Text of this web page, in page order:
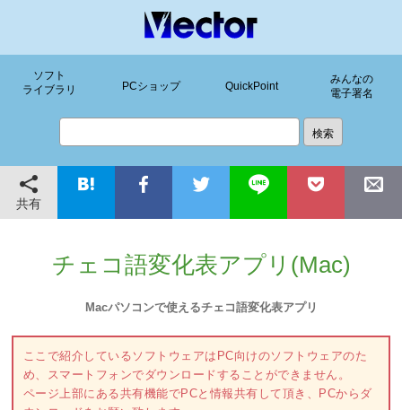
ソフト
ライブラリ
PCショップ QuickPoint
みんなの
電子署名
共有
チェコ語変化表アプリ(Mac)
Macパソコンで使えるチェコ語変化表アプリ
ここで紹介しているソフトウェアはPC向けのソフトウェアのた
め、スマートフォンでダウンロードすることができません。
ページ上部にある共有機能でPCと情報共有して頂き、PCからダ